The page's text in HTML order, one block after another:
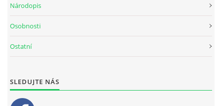
Národopis
Osobnosti
Ostatní
SLEDUJTE NÁS